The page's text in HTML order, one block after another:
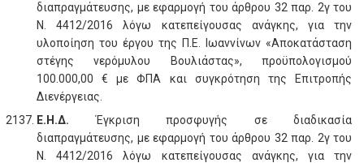
διαπραγμάτευσης, με εφαρμογή του άρθρου 32 παρ. 2γ του
Ν. 4412/2016 λόγω κατεπείγουσας ανάγκης, για την
υλοποίηση του έργου της Π.Ε. Ιωαννίνων «Αποκατάσταση
στέγης νερόμυλου Βουλιάστας», προϋπολογισμού
100.000,00 € με ΦΠΑ και συγκρότηση της Επιτροπής
Διενέργειας.
Ε.Η.Δ.Έγκριση προσφυγής σε διαδικασία
διαπραγμάτευσης, με εφαρμογή του άρθρου 32 παρ. 2γ του
Ν. 4412/2016 λόγω κατεπείγουσας ανάγκης, για την